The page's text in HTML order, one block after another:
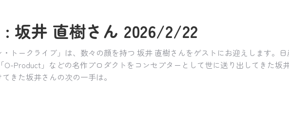
坂井 直樹さん 2026/2/22
トークライブ」は、数々の顔を持つ 坂井 直樹さんをゲストにお迎えします。日
O-Product」などの名作プロダクトをコンセプターとして世に送り出してきた
きた坂井さんの次の一手は。